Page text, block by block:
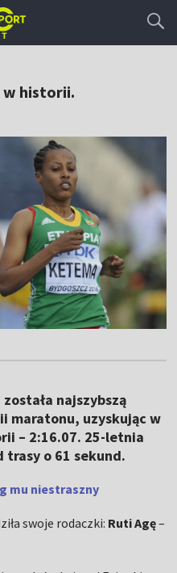
w historii.
najszybszą
maratonu, uzyskując w
– 2:16.07. 25-letnia
trasy o 61 sekund.
mu niestraszny
swoje rodaczki: Ruti Agę–